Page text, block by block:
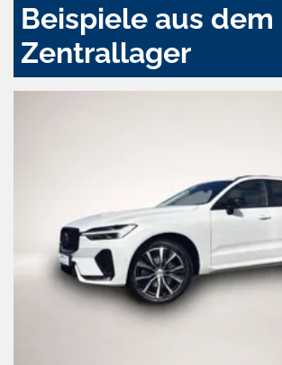
Beispiele aus dem
Zentrallager